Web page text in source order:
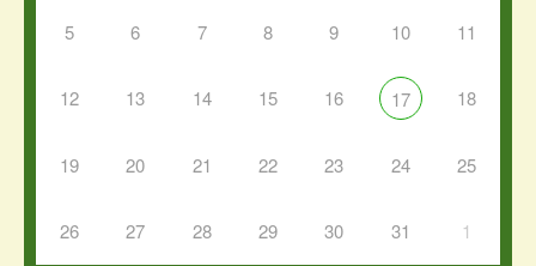
5 6 7 8 9 10 11
12 13 14 15 16 17 18
19 20 21 22 23 24 25
26 27 28 29 30 31 1